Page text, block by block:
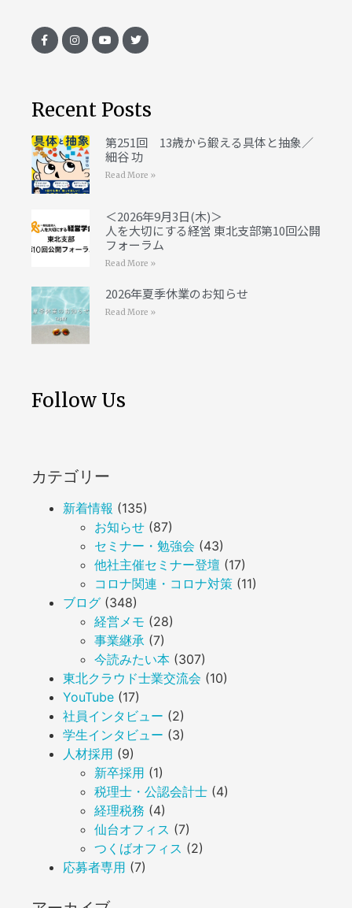
Recent Posts
第251回 13歳から鍛える具体と抽象／
細谷 功
Read More »
＜2026年9月3日(木)＞
人を大切にする経営 東北支部第10回公開
フォーラム
Read More »
2026年夏季休業のお知らせ
Read More »
Follow Us
カテゴリー
新着情報 (135)
お知らせ (87)
セミナー・勉強会 (43)
他社主催セミナー登壇 (17)
コロナ関連・コロナ対策 (11)
ブログ (348)
経営メモ (28)
事業継承 (7)
今読みたい本 (307)
東北クラウド士業交流会 (10)
YouTube (17)
社員インタビュー (2)
学生インタビュー (3)
人材採用 (9)
新卒採用 (1)
税理士・公認会計士 (4)
経理税務 (4)
仙台オフィス (7)
つくばオフィス (2)
応募者専用 (7)